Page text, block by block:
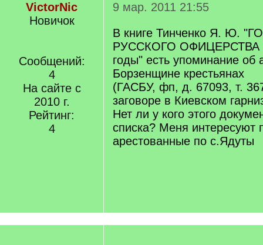
VictorNic
Новичок
Сообщений:
4
На сайте с
2010 г.
Рейтинг:
4
9 мар. 2011 21:55
В книге Тинченко Я. Ю.
РУССКОГО ОФИЦЕРСТВА
годы" есть упоминание об
Борзенщине крестьянах
(ГАСБУ, фп, д. 67093, т.
заговоре в Киевском
Нет ли у кого этого
списка? Меня интересуют
арестованные по с.Ядуты